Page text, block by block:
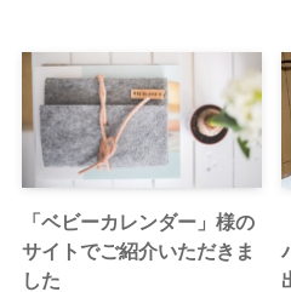
「ベビーカレンダー」様の
サイトでご紹介いただきま
した